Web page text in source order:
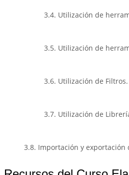
3.4. Utilización de
3.5. Utilización de
3.6. Utilización de Filtros.
3.7. Utilización de
3.8. Importación y